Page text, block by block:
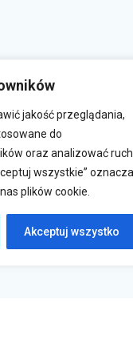
jakość przeglądania,
do
oraz analizować ruch
wszystkie” oznacza
plików cookie.
Akceptuj wszystko